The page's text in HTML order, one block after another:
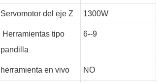
Servomotor del eje Z 1300W
Herramientas tipo
pandilla
6--9
herramienta en vivo NO